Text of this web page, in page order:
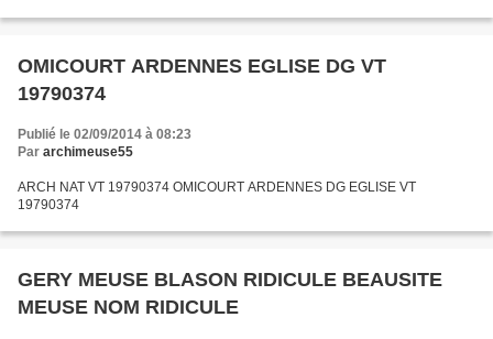
PRESIDEE PAR LE PRESIDENT DE...
OMICOURT ARDENNES EGLISE DG VT
19790374
Publié le 02/09/2014 à 08:23
Par archimeuse55
ARCH NAT VT 19790374 OMICOURT ARDENNES DG EGLISE VT
19790374
GERY MEUSE BLASON RIDICULE BEAUSITE
MEUSE NOM RIDICULE